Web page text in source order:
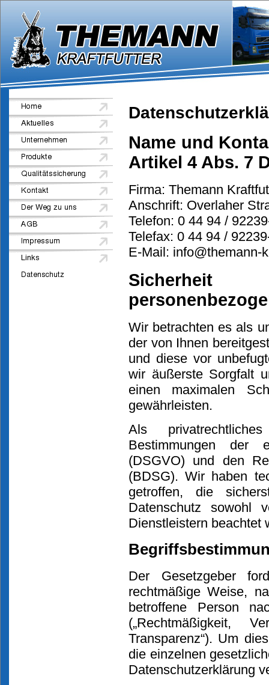
Name und
Artikel 4 Abs. 7
Firma: Themann
Anschrift: Overlaher
Telefon: 0 44 94 /
Telefax: 0 44 94 /
E-Mail: info@themann-
Wir betrachten es als
der von Ihnen
und diese vor
wir äußerste Sorgfalt
einen maximalen
gewährleisten.
Als
Bestimmungen der
(DSGVO) und den
(BDSG). Wir haben
getroffen, die
Datenschutz sowohl
Dienstleistern beachtet
Der Gesetzgeber
rechtmäßige Weise,
betroffene Person
(„Rechtmäßigkeit,
Transparenz“). Um
die einzelnen
Datenschutzerklärung